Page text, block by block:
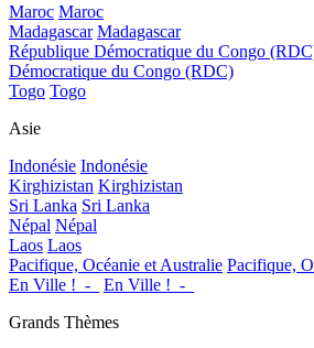
Maroc Maroc
Madagascar Madagascar
République Démocratique du Congo
Démocratique du Congo (RDC)
Togo Togo
Asie
Indonésie Indonésie
Kirghizistan Kirghizistan
Sri Lanka Sri Lanka
Népal Népal
Laos Laos
Pacifique, Océanie et Australie Pacifique,
En Ville !_-_
En Ville !_-_
Grands Thèmes